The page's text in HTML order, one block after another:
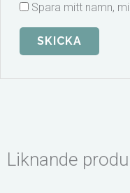
Spara mitt namn,
Liknande